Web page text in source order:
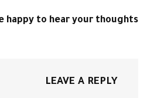
happy to hear your thoughts
LEAVE A REPLY